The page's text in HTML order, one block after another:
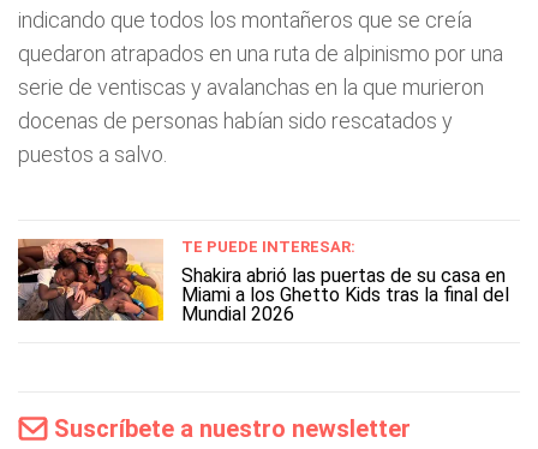
indicando que todos los montañeros que se creía
quedaron atrapados en una ruta de alpinismo por una
serie de ventiscas y avalanchas en la que murieron
docenas de personas habían sido rescatados y
puestos a salvo.
TE PUEDE INTERESAR:
Shakira abrió las puertas de su casa en
Miami a los Ghetto Kids tras la final del
Mundial 2026
Suscríbete a nuestro newsletter